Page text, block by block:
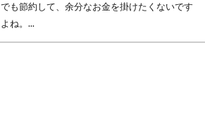
でも節約して、余分なお金を掛けたくないです
よね。...